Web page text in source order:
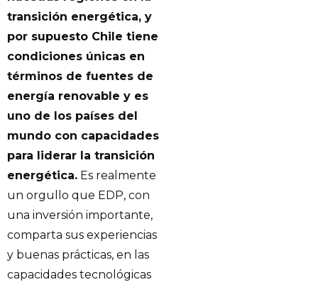
transición energética, y
por supuesto Chile tiene
condiciones únicas en
términos de fuentes de
energía renovable y es
uno de los países del
mundo con capacidades
para liderar la transición
energética. Es realmente
un orgullo que EDP, con
una inversión importante,
comparta sus experiencias
y buenas prácticas, en las
capacidades tecnológicas